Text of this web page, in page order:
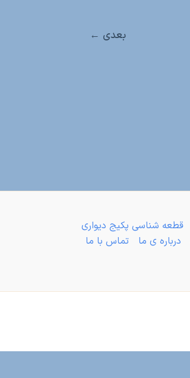
بعدی ←
قطعه شناسی پکیج دیواری
درباره ی ما
تماس با ما